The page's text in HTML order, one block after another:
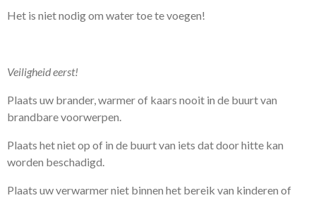
Het is niet nodig om water toe te voegen!
Veiligheid eerst!
Plaats uw brander, warmer of kaars nooit in de buurt van
brandbare voorwerpen.
Plaats het niet op of in de buurt van iets dat door hitte kan
worden beschadigd.
Plaats uw verwarmer niet binnen het bereik van kinderen of